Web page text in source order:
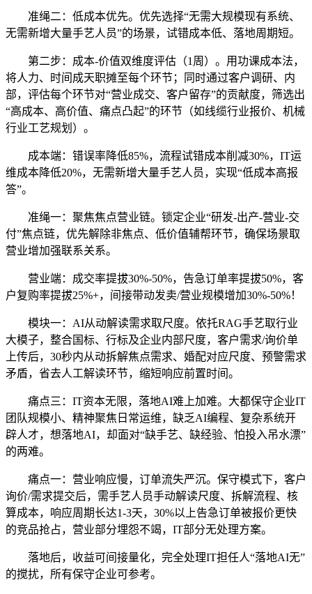
准绳二：低成本优先。优先选择“无需大规模现有系统、
无需新增大量手艺人员”的场景，试错成本低、落地周期短。
第二步：成本-价值双维度评估（1周）。用功课成本法，
将人力、时间成天职摊至每个环节；同时通过客户调研、内
部，评估每个环节对“营业成交、客户留存”的贡献度，筛选出
“高成本、高价值、痛点凸起”的环节（如线缆行业报价、机械
行业工艺规划）。
成本端：错误率降低85%，流程试错成本削减30%，IT运
维成本降低20%，无需新增大量手艺人员，实现“低成本高报
答”。
准绳一：聚焦焦点营业链。锁定企业“研发-出产-营业-交
付”焦点链，优先解除非焦点、低价值辅帮环节，确保场景取
营业增加强联系关系。
营业端：成交率提拔30%-50%，告急订单率提拔50%，客
户复购率提拔25%+，间接带动发卖/营业规模增加30%-50%！
模块一：AI从动解读需求取尺度。依托RAG手艺取行业
大模子，整合国标、行标及企业内部尺度，客户需求/询价单
上传后，30秒内从动拆解焦点需求、婚配对应尺度、预警需求
矛盾，省去人工解读环节，缩短响应前置时间。
痛点三：IT资本无限，落地AI难上加难。大都保守企业IT
团队规模小、精神聚焦日常运维，缺乏AI编程、复杂系统开
辟人才，想落地AI，却面对“缺手艺、缺经验、怕投入吊水漂”
的两难。
痛点一：营业响应慢，订单流失严沉。保守模式下，客户
询价/需求提交后，需手艺人员手动解读尺度、拆解流程、核
算成本，响应周期长达1-3天，30%以上告急订单被报价更快
的竞品抢占，营业部分埋怨不竭，IT部分无处理方案。
落地后，收益可间接量化，完全处理IT担任人“落地AI无”
的搅扰，所有保守企业可参考。